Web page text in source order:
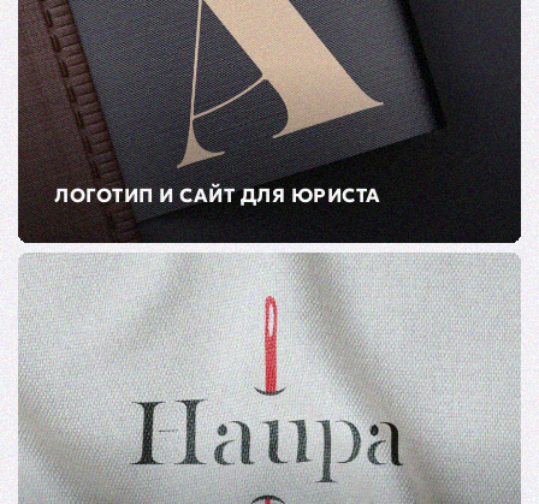
ЛОГОТИП И САЙТ ДЛЯ ЮРИСТА